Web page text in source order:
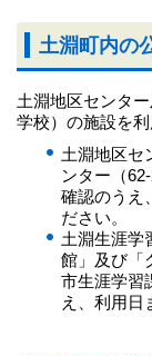
土淵町内の
土淵地区センタ
学校）の施設を利
土淵地区セ
ンター（
確認のうえ
ださい。
土淵生涯学
館」及び「
市生涯学習
え、利用日